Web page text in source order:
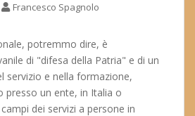
Francesco Spagnolo
potremmo dire, è
di "difesa della Patria" e di un
servizio e nella formazione,
presso un ente, in Italia o
dei servizi a persone in